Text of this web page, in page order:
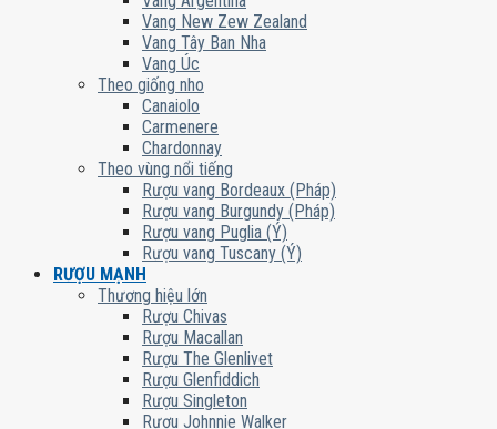
Vang New Zew Zealand
Vang Tây Ban Nha
Vang Úc
Theo giống nho
Canaiolo
Carmenere
Chardonnay
Theo vùng nổi tiếng
Rượu vang Bordeaux (Pháp)
Rượu vang Burgundy (Pháp)
Rượu vang Puglia (Ý)
Rượu vang Tuscany (Ý)
RƯỢU MẠNH
Thương hiệu lớn
Rượu Chivas
Rượu Macallan
Rượu The Glenlivet
Rượu Glenfiddich
Rượu Singleton
Rượu Johnnie Walker